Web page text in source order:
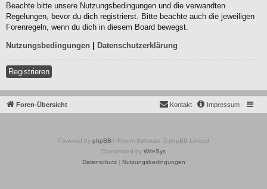
Beachte bitte unsere Nutzungsbedingungen und die verwandten
Regelungen, bevor du dich registrierst. Bitte beachte auch die jeweiligen
Forenregeln, wenn du dich in diesem Board bewegst.
Nutzungsbedingungen | Datenschutzerklärung
Registrieren
Foren-Übersicht Impressum
Kontakt
Powered by phpBB ® Forum Software © phpBB Limited
Customized by WireSys
Datenschutz| Nutzungsbedingungen